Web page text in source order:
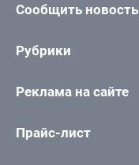
Сообщить новость
Рубрики
Реклама на сайте
Прайс-лист